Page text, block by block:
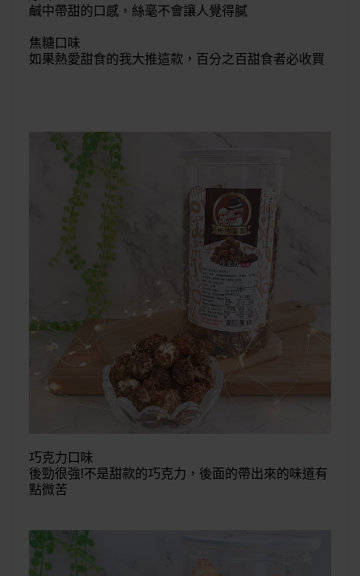
鹹中帶甜的口感，絲毫不會讓人覺得膩
焦糖口味
如果熱愛甜食的我大推這款，百分之百甜食者必收買
巧克力口味
後勁很強!不是甜款的巧克力，後面的帶出來的味道有
點微苦